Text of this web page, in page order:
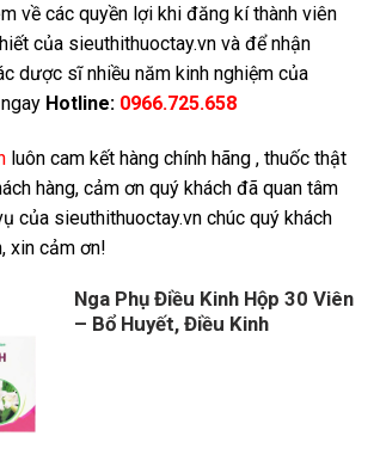
về các quyền lợi khi đăng kí thành viên
của sieuthithuoctay.vn và để nhận
dược sĩ nhiều năm kinh nghiệm của
Hotline: 0966.725.658
luôn cam kết hàng chính hãng , thuốc thật
hàng, cảm ơn quý khách đã quan tâm
của sieuthithuoctay.vn chúc quý khách
xin cảm ơn!
Nga Phụ Điều Kinh Hộp 30 Viên
– Bổ Huyết, Điều Kinh